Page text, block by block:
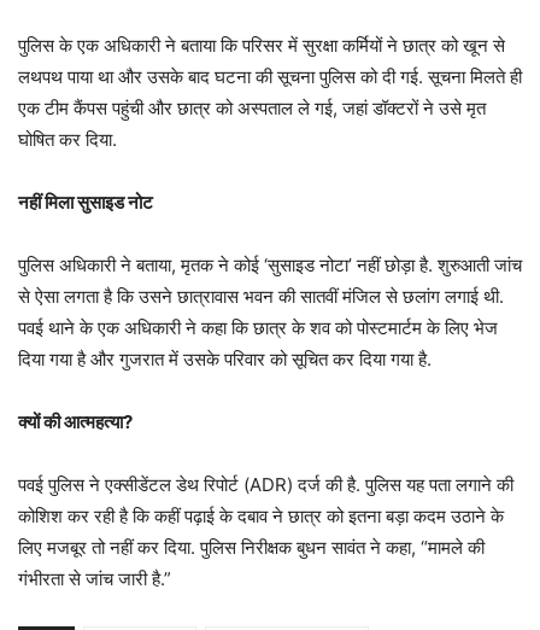
पुलिस के एक अधिकारी ने बताया कि परिसर में सुरक्षा कर्मियों ने छात्र को खून से
लथपथ पाया था और उसके बाद घटना की सूचना पुलिस को दी गई. सूचना मिलते ही
एक टीम कैंपस पहुंची और छात्र को अस्पताल ले गई, जहां डॉक्टरों ने उसे मृत
घोषित कर दिया.
नहीं मिला सुसाइड नोट
पुलिस अधिकारी ने बताया, मृतक ने कोई ‘सुसाइड नोटा’ नहीं छोड़ा है. शुरुआती जांच
से ऐसा लगता है कि उसने छात्रावास भवन की सातवीं मंजिल से छलांग लगाई थी.
पवई थाने के एक अधिकारी ने कहा कि छात्र के शव को पोस्टमार्टम के लिए भेज
दिया गया है और गुजरात में उसके परिवार को सूचित कर दिया गया है.
क्यों की आत्महत्या?
पवई पुलिस ने एक्सीडेंटल डेथ रिपोर्ट (ADR) दर्ज की है. पुलिस यह पता लगाने की
कोशिश कर रही है कि कहीं पढ़ाई के दबाव ने छात्र को इतना बड़ा कदम उठाने के
लिए मजबूर तो नहीं कर दिया. पुलिस निरीक्षक बुधन सावंत ने कहा, “मामले की
गंभीरता से जांच जारी है.”